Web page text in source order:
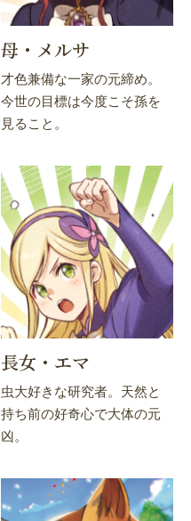
母・メルサ
才色兼備な一家の元締め。
今世の目標は今度こそ孫を
見ること。
長女・エマ
虫大好きな研究者。天然と
持ち前の好奇心で大体の元
凶。